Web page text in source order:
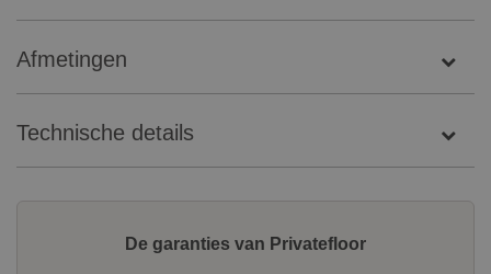
Afmetingen
Technische details
De garanties van Privatefloor